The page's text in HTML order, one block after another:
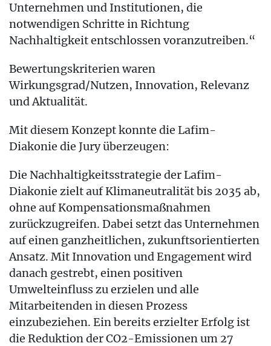
Unternehmen und Institutionen, die
notwendigen Schritte in Richtung
Nachhaltigkeit entschlossen voranzutreiben.“
Bewertungskriterien waren
Wirkungsgrad/Nutzen, Innovation, Relevanz
und Aktualität.
Mit diesem Konzept konnte die Lafim-
Diakonie die Jury überzeugen:
Die Nachhaltigkeitsstrategie der Lafim-
Diakonie zielt auf Klimaneutralität bis 2035 ab,
ohne auf Kompensationsmaßnahmen
zurückzugreifen. Dabei setzt das Unternehmen
auf einen ganzheitlichen, zukunftsorientierten
Ansatz. Mit Innovation und Engagement wird
danach gestrebt, einen positiven
Umwelteinfluss zu erzielen und alle
Mitarbeitenden in diesen Prozess
einzubeziehen. Ein bereits erzielter Erfolg ist
die Reduktion der CO2-Emissionen um 27